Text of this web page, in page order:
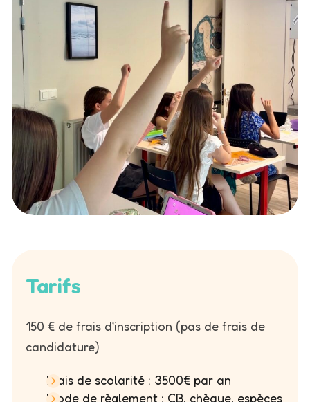
Tarifs
150 € de frais d’inscription (pas de frais de
candidature)
Frais de scolarité : 3500€ par an
Mode de règlement : CB, chèque, espèces